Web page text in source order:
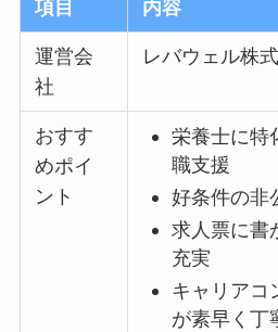
項目 内容
運営会
社
レバウェル株
おすす
めポイ
ント
栄養士に特
職支援
好条件の非
求人票に書
充実
キャリアコ
が素早く丁